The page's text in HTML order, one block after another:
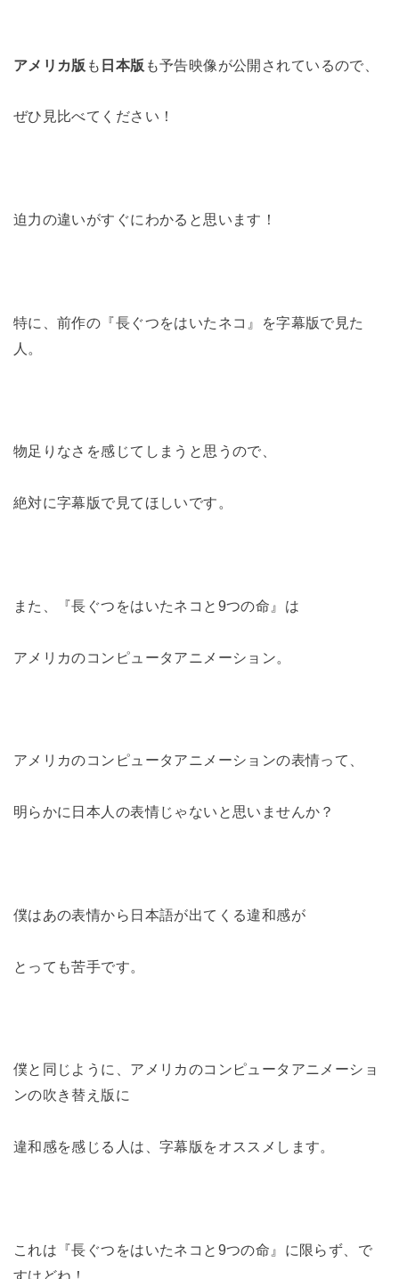
アメリカ版 も 日本版 も予告映像が公開されているので、
ぜひ見比べてください！
迫力の違いがすぐにわかると思います！
特に、前作の『長ぐつをはいたネコ』を字幕版で見た
人。
物足りなさを感じてしまうと思うので、
絶対に字幕版で見てほしいです。
また、『長ぐつをはいたネコと9つの命』は
アメリカのコンピュータアニメーション。
アメリカのコンピュータアニメーションの表情って、
明らかに日本人の表情じゃないと思いませんか？
僕はあの表情から日本語が出てくる違和感が
とっても苦手です。
僕と同じように、アメリカのコンピュータアニメーショ
ンの吹き替え版に
違和感を感じる人は、字幕版をオススメします。
これは『長ぐつをはいたネコと9つの命』に限らず、で
すけどね！